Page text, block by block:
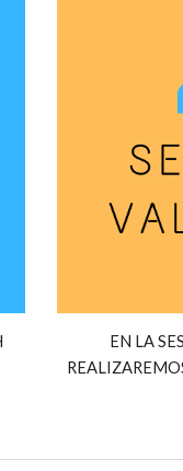
EN LA